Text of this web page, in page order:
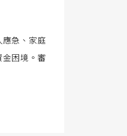
急、家庭
困境。審